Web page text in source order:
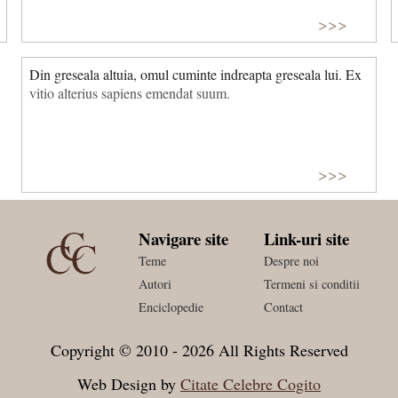
>>>
Din greseala altuia, omul cuminte indreapta greseala lui. Ex
vitio alterius sapiens emendat suum.
>>>
Navigare site
Teme
Autori
Enciclopedie
Link-uri site
Despre noi
Termeni si conditii
Contact
Copyright © 2010 - 2026 All Rights Reserved
Web Design by Citate Celebre Cogito